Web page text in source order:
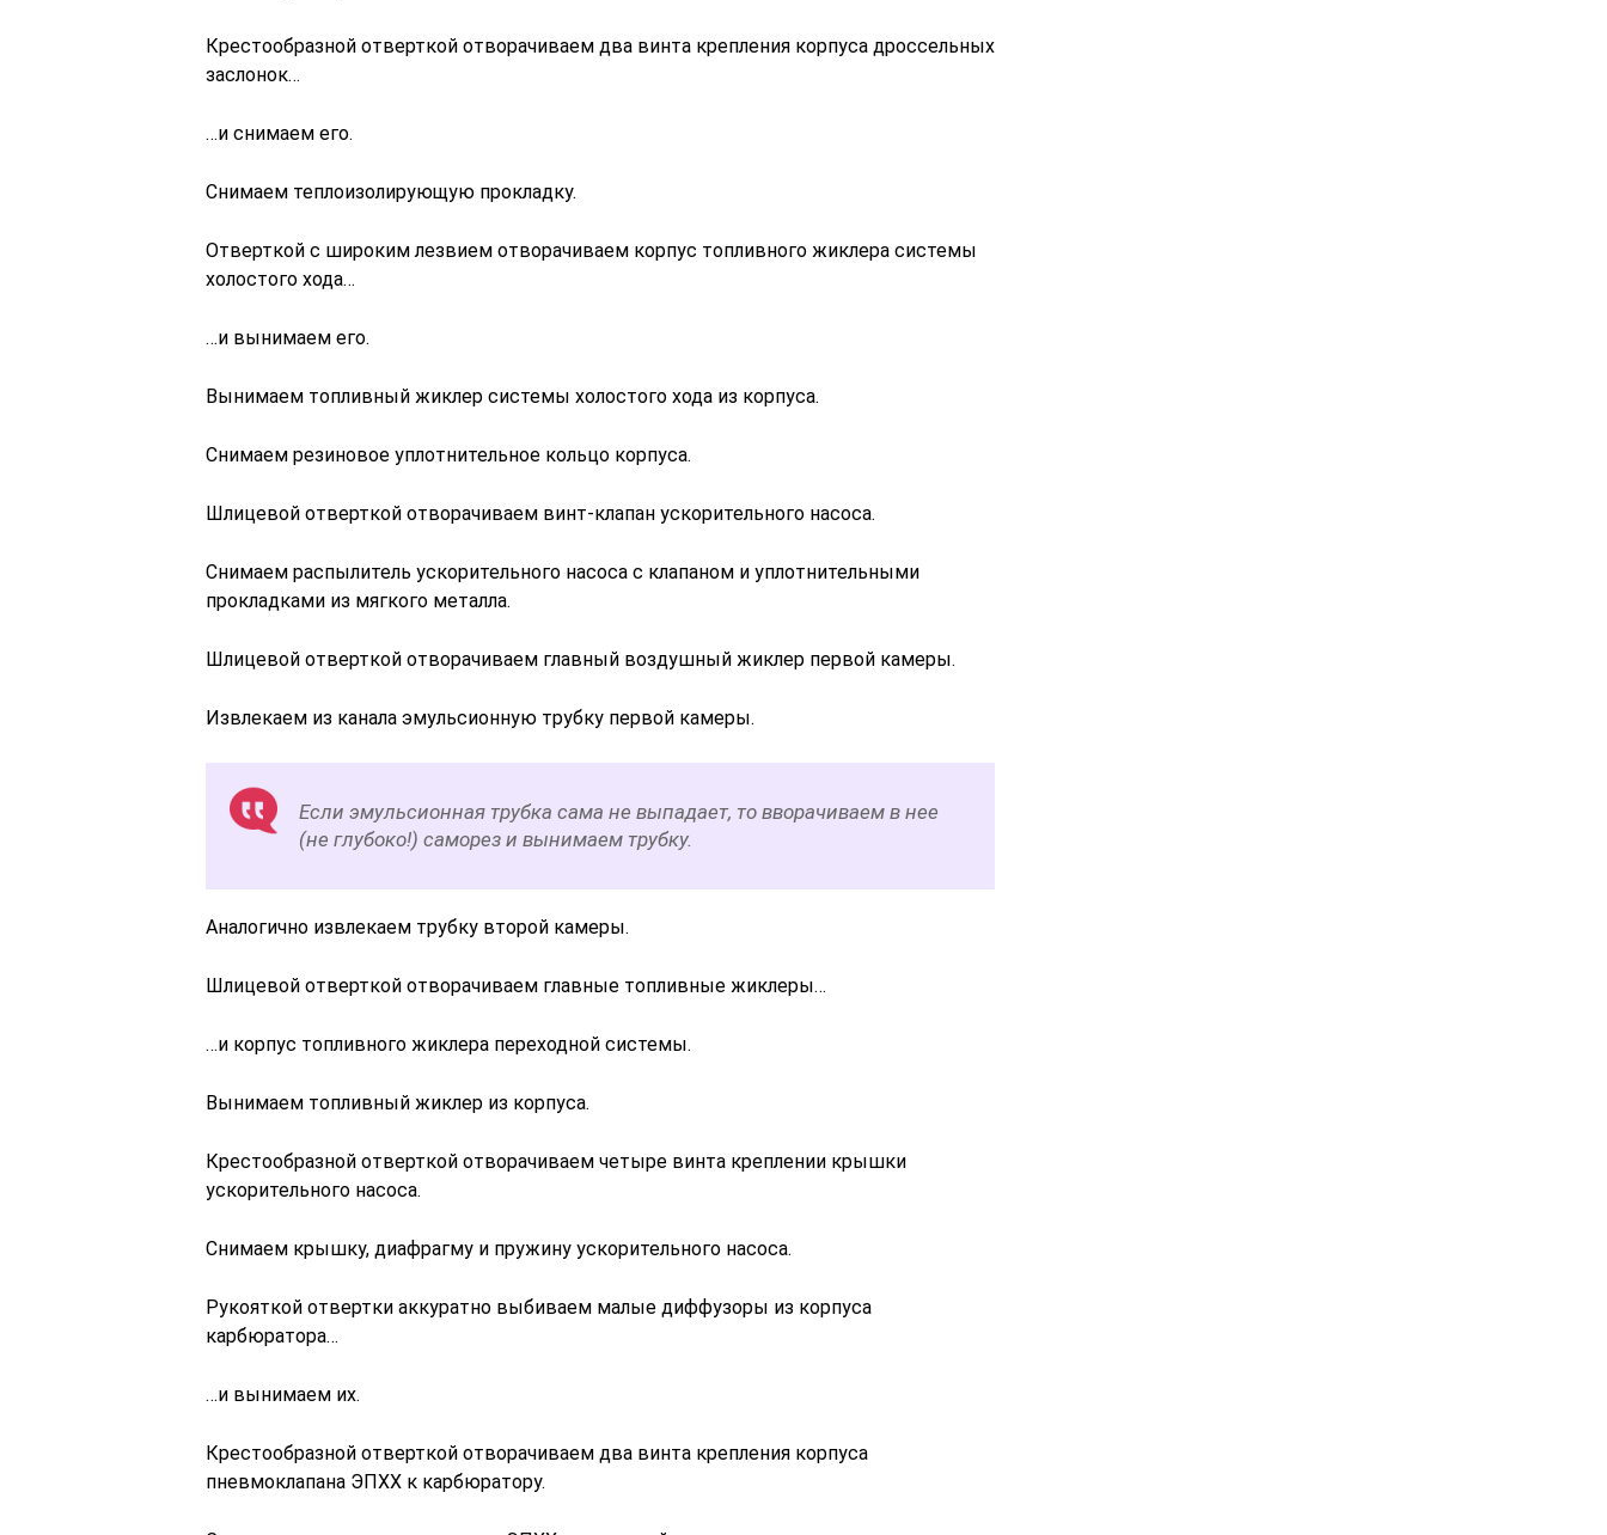
Крестообразной отверткой отворачиваем два винта крепления корпуса дроссельных
заслонок…
…и снимаем его.
Снимаем теплоизолирующую прокладку.
Отверткой с широким лезвием отворачиваем корпус топливного жиклера системы
холостого хода…
…и вынимаем его.
Вынимаем топливный жиклер системы холостого хода из корпуса.
Снимаем резиновое уплотнительное кольцо корпуса.
Шлицевой отверткой отворачиваем винт-клапан ускорительного насоса.
Снимаем распылитель ускорительного насоса с клапаном и уплотнительными
прокладками из мягкого металла.
Шлицевой отверткой отворачиваем главный воздушный жиклер первой камеры.
Извлекаем из канала эмульсионную трубку первой камеры.
Если эмульсионная трубка сама не выпадает, то вворачиваем в нее
(не глубоко!) саморез и вынимаем трубку.
Аналогично извлекаем трубку второй камеры.
Шлицевой отверткой отворачиваем главные топливные жиклеры…
…и корпус топливного жиклера переходной системы.
Вынимаем топливный жиклер из корпуса.
Крестообразной отверткой отворачиваем четыре винта креплении крышки
ускорительного насоса.
Снимаем крышку, диафрагму и пружину ускорительного насоса.
Рукояткой отвертки аккуратно выбиваем малые диффузоры из корпуса
карбюратора…
…и вынимаем их.
Крестообразной отверткой отворачиваем два винта крепления корпуса
пневмоклапана ЭПХХ к карбюратору.